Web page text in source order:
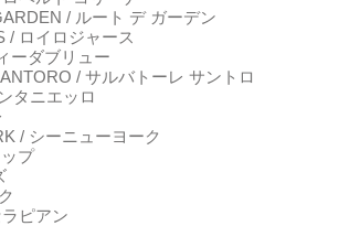
/ ルート デ ガーデン
/ ロイロジャース
ーダブリュー
/ サルバトーレ サントロ
タニエッロ
/ シーニューヨーク
プ
ピアン